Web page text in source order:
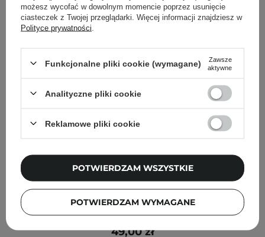
APLB - Glutathione Niacinamide Facial Cream -
Rozjaśniający Krem do Twarzy - 55ml
49,00 zł
możesz wycofać w dowolnym momencie poprzez usunięcie
ciasteczek z Twojej przeglądarki. Więcej informacji znajdziesz w
Polityce prywatności
Funkcjonalne pliki cookie (wymagane)
Zawsze
aktywne
Analityczne pliki cookie
Reklamowe pliki cookie
POTWIERDZAM WYMAGANE
POTWIERDZAM WSZYSTKIE